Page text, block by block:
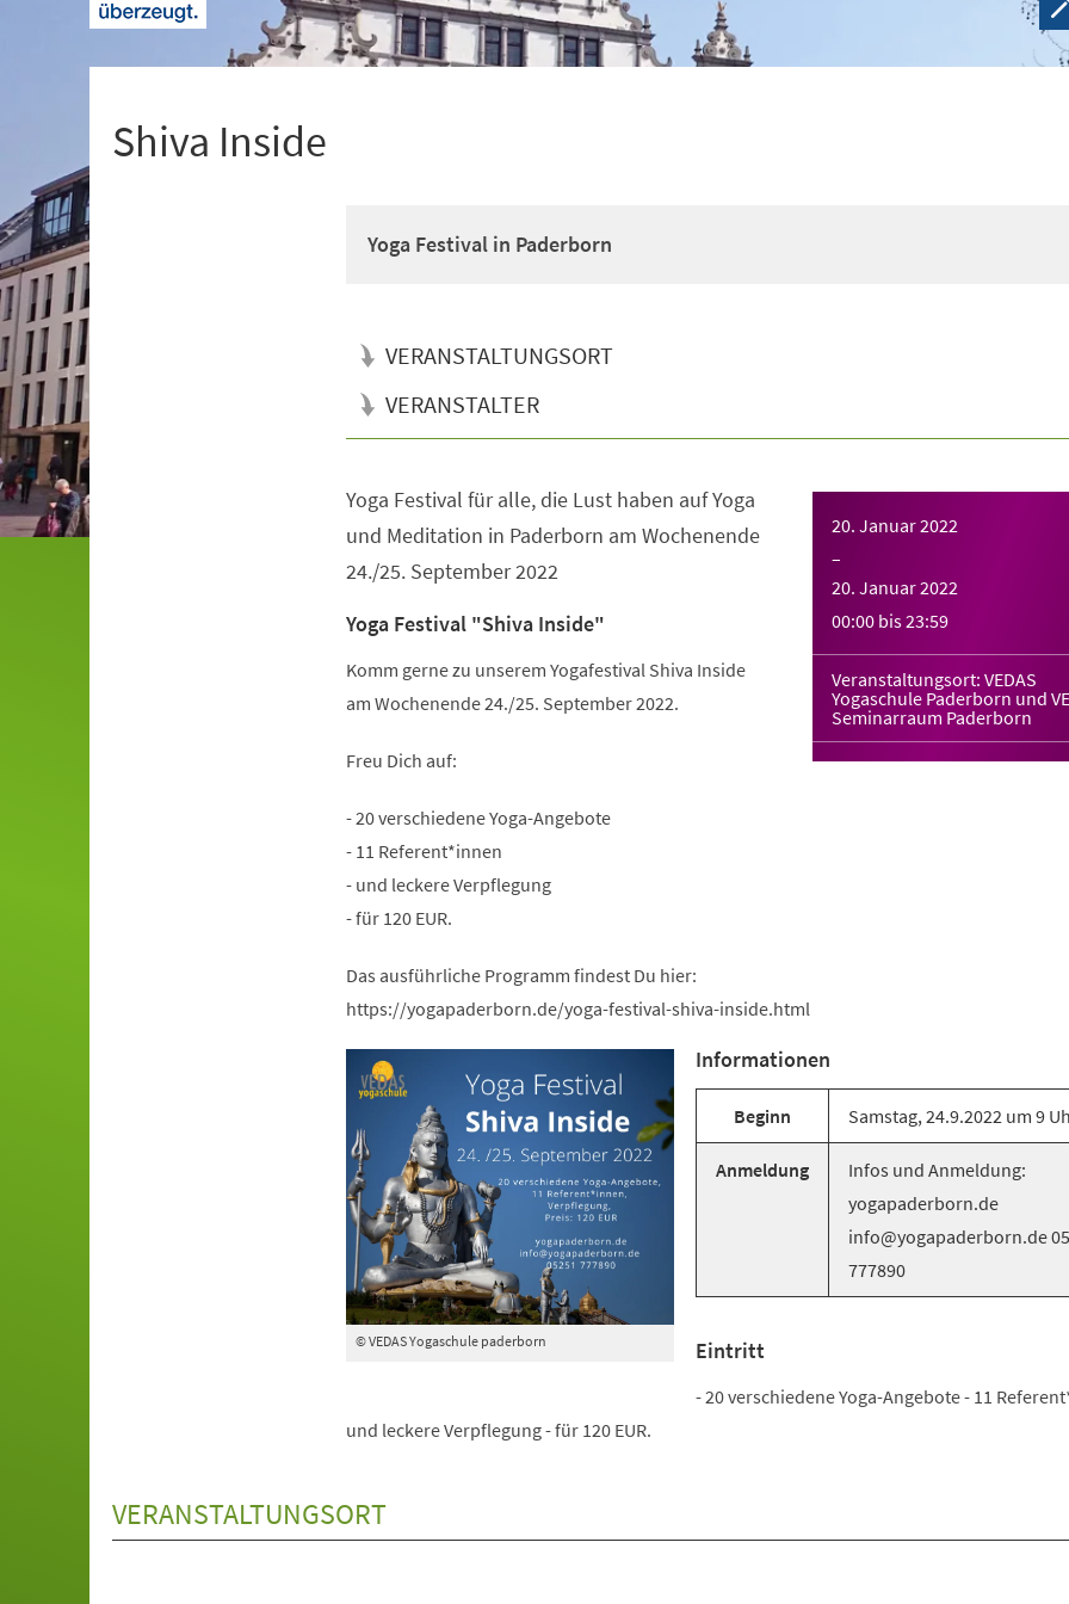
Shiva Inside
Yoga Festival in Paderborn
VERANSTALTUNGSORT
VERANSTALTER
20. Januar 2022
–
20. Januar 2022
00:00 bis23:59
Veranstaltungsort: VEDAS
Yogaschule Paderborn und
Seminarraum Paderborn
Yoga Festival für alle, die Lust haben auf Yoga
und Meditation in Paderborn am Wochenende
24./25. September 2022
Yoga Festival "Shiva Inside"
Komm gerne zu unserem Yogafestival Shiva Inside
am Wochenende 24./25. September 2022.
Freu Dich auf:
- 20 verschiedene Yoga-Angebote
- 11 Referent*innen
- und leckere Verpflegung
- für 120 EUR.
Das ausführliche Programm findest Du hier:
https://yogapaderborn.de/yoga-festival-shiva-inside.html
© VEDAS Yogaschule paderborn
Informationen
Beginn Samstag, 24.9.2022 um 9
Anmeldung
Infos und Anmeldung:
yogapaderborn.de
info@yogapaderborn.de
777890
Eintritt
- 20 verschiedene Yoga-Angebote - 11
und leckere Verpflegung - für 120 EUR.
VERANSTALTUNGSORT